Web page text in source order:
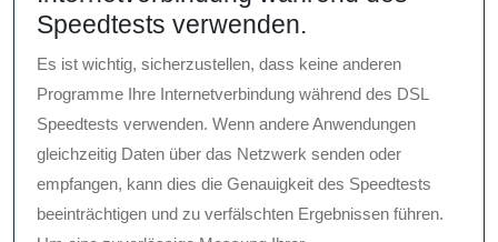
Speedtests verwenden.
Es ist wichtig, sicherzustellen, dass keine anderen
Programme Ihre Internetverbindung während des DSL
Speedtests verwenden. Wenn andere Anwendungen
gleichzeitig Daten über das Netzwerk senden oder
empfangen, kann dies die Genauigkeit des Speedtests
beeinträchtigen und zu verfälschten Ergebnissen führen.